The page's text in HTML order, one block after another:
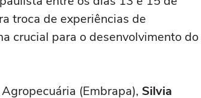
troca de experiências de
crucial para o desenvolvimento do
(Embrapa), Silvia